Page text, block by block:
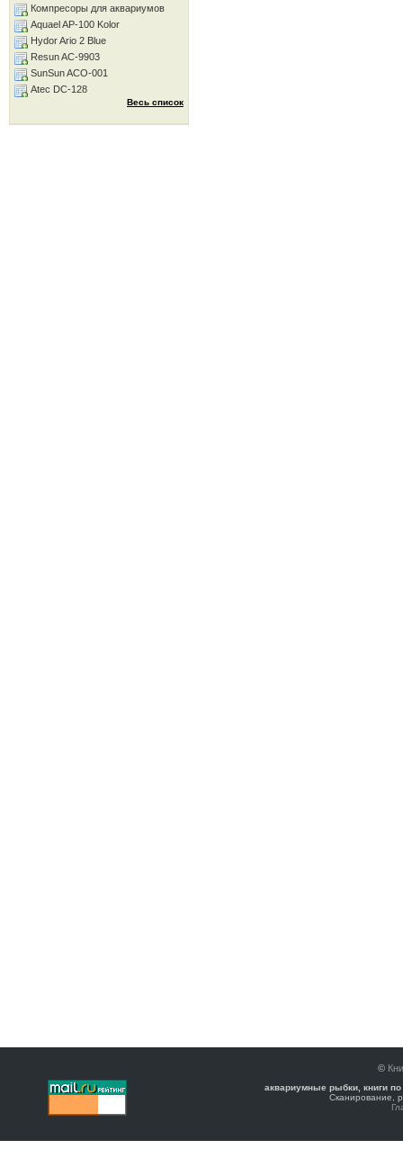
Компресоры для аквариумов
Aquael AP-100 Kolor
Hydor Ario 2 Blue
Resun AC-9903
SunSun ACO-001
Atec DC-128
Весь список
©
аквариумные рыбки, книги
Сканирование,